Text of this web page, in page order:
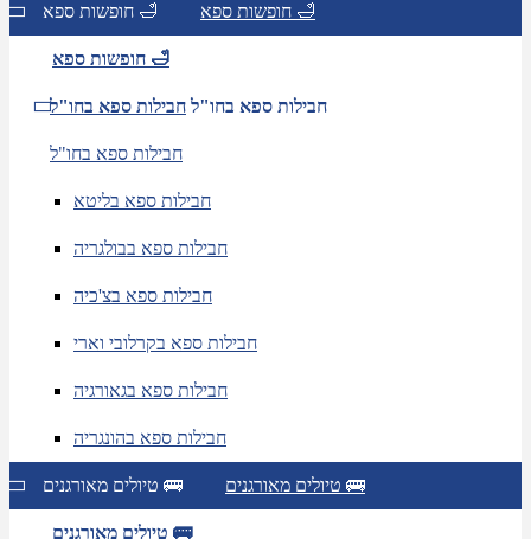
חופשות ספא 🛁 חופשות ספא 🛁
חופשות ספא 🛁
חבילות ספא בחו"ל חבילות ספא בחו"ל
חבילות ספא בחו"ל
חבילות ספא בליטא
חבילות ספא בבולגריה
חבילות ספא בצ'כיה
חבילות ספא בקרלובי וארי
חבילות ספא בגאורגיה
חבילות ספא בהונגריה
טיולים מאורגנים 🚌 טיולים מאורגנים 🚌
טיולים מאורגנים 🚌